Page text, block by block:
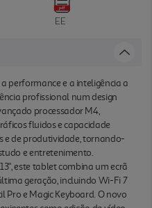
EE
performance e a inteligência a
profissional num design
processador M4,
fluidos e capacidade
e de produtividade, tornando-
e entretenimento.
este tablet combina um ecrã
geração, incluindo Wi-Fi 7
Pro e Magic Keyboard. O novo